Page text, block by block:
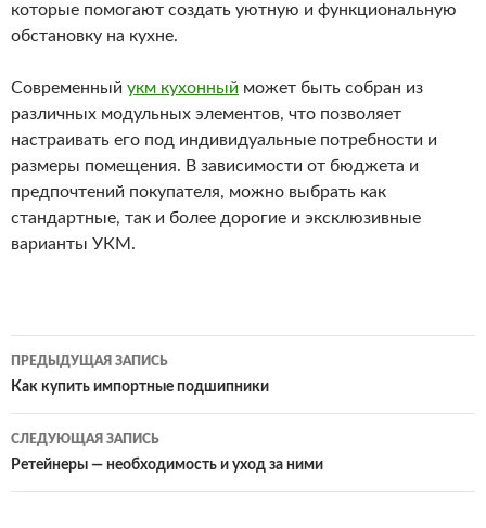
которые помогают создать уютную и функциональную
обстановку на кухне.
Современный укм кухонный может быть собран из
различных модульных элементов, что позволяет
настраивать его под индивидуальные потребности и
размеры помещения. В зависимости от бюджета и
предпочтений покупателя, можно выбрать как
стандартные, так и более дорогие и эксклюзивные
варианты УКМ.
Навигация
по
записям
ПРЕДЫДУЩАЯ ЗАПИСЬ
Как купить импортные подшипники
СЛЕДУЮЩАЯ ЗАПИСЬ
Ретейнеры — необходимость и уход за ними